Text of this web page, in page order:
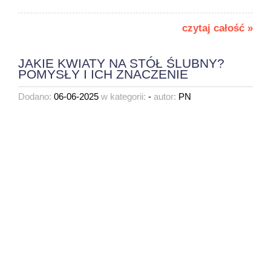
czytaj całość »
JAKIE KWIATY NA STÓŁ ŚLUBNY?
POMYSŁY I ICH ZNACZENIE
Dodano: 06-06-2025 w kategorii: - autor: PN